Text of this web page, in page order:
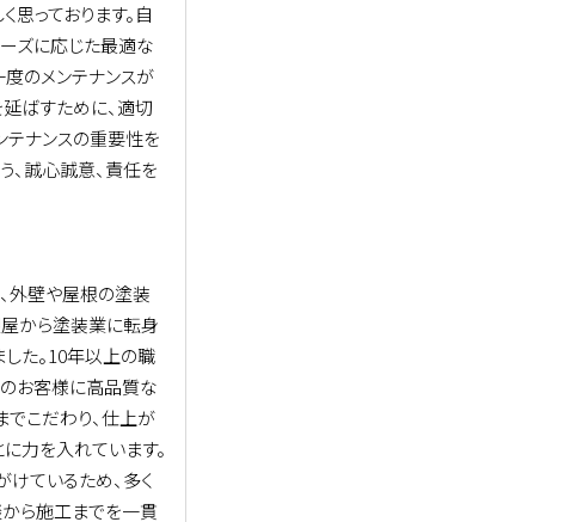
っております。自
ズに応じた最適な
のメンテナンスが
ばすために、適切
ナンスの重要性を
、誠心誠意、責任を
外壁や屋根の塗装
から塗装業に転身
た。10年以上の職
お客様に高品質な
でこだわり、仕上が
力を入れています。
ているため、多く
ら施工までを一貫